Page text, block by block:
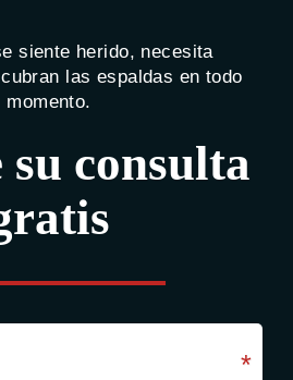
siente herido, necesita
las espaldas en todo
momento.
consulta